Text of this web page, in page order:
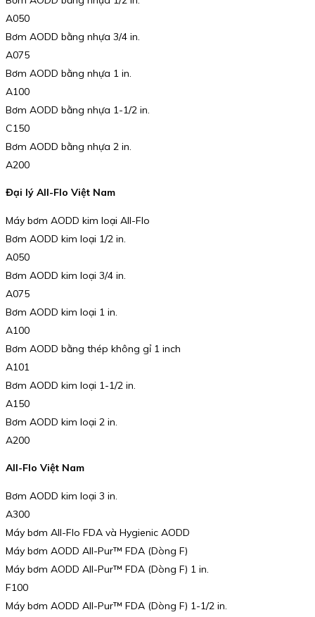
A050
Bơm AODD bằng nhựa 3/4 in.
A075
Bơm AODD bằng nhựa 1 in.
A100
Bơm AODD bằng nhựa 1-1/2 in.
C150
Bơm AODD bằng nhựa 2 in.
A200
Đại lý All-Flo Việt Nam
Máy bơm AODD kim loại All-Flo
Bơm AODD kim loại 1/2 in.
A050
Bơm AODD kim loại 3/4 in.
A075
Bơm AODD kim loại 1 in.
A100
Bơm AODD bằng thép không gỉ 1 inch
A101
Bơm AODD kim loại 1-1/2 in.
A150
Bơm AODD kim loại 2 in.
A200
All-Flo Việt Nam
Bơm AODD kim loại 3 in.
A300
Máy bơm All-Flo FDA và Hygienic AODD
Máy bơm AODD All-Pur™️ FDA (Dòng F)
Máy bơm AODD All-Pur™️ FDA (Dòng F) 1 in.
F100
Máy bơm AODD All-Pur™️ FDA (Dòng F) 1-1/2 in.